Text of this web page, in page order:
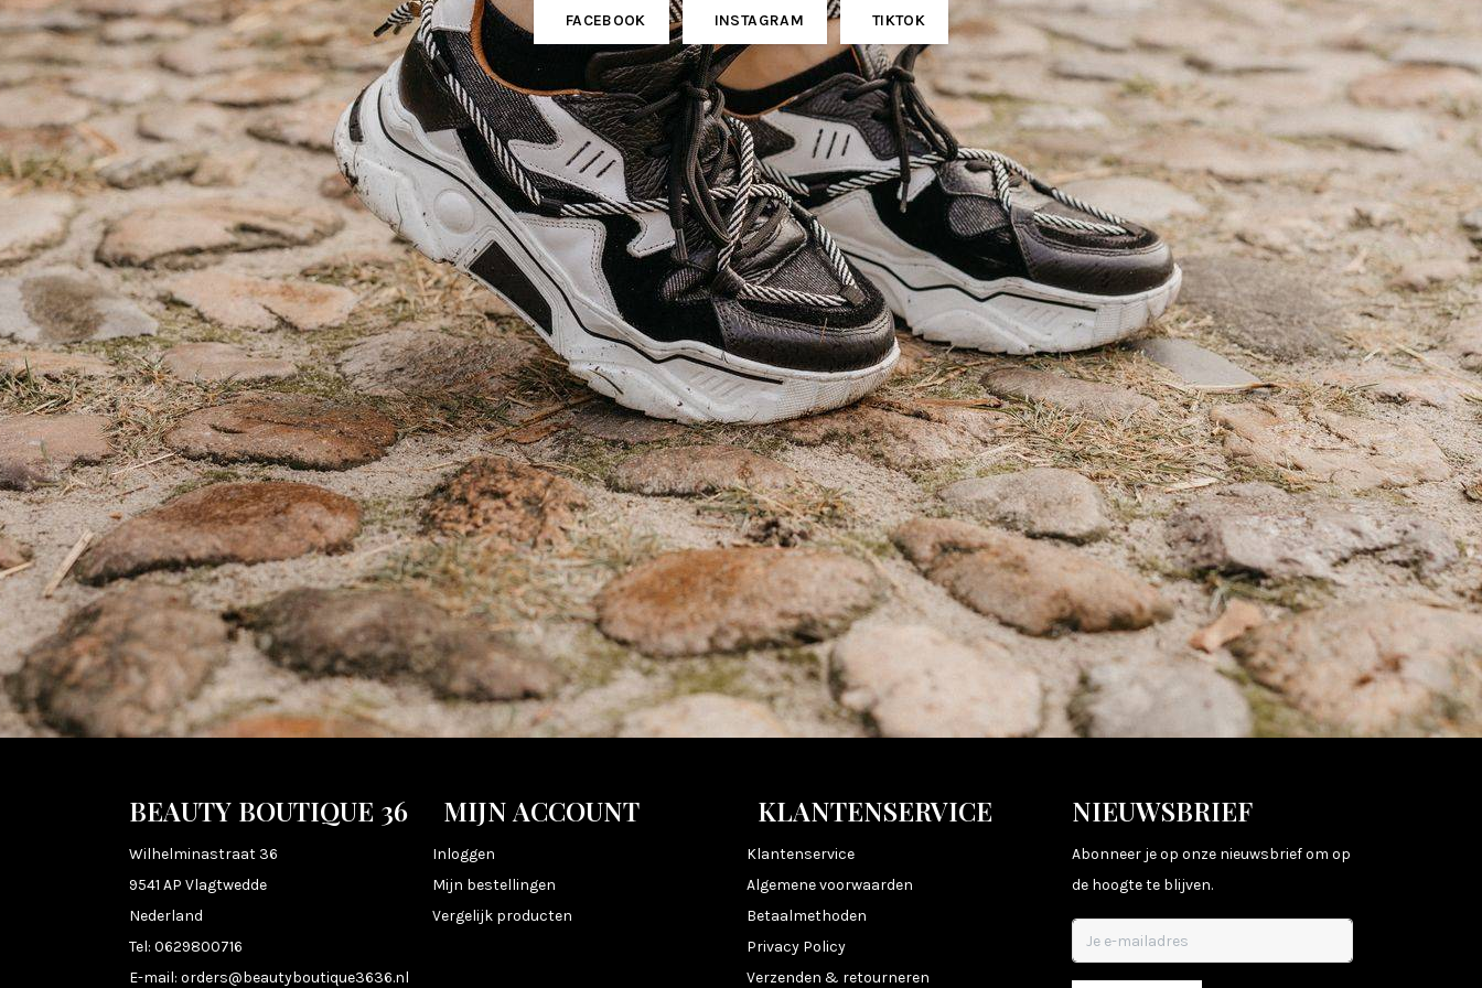
FACEBOOK INSTAGRAM TIKTOK
BEAUTY BOUTIQUE 36
Wilhelminastraat 36
9541 AP Vlagtwedde
Nederland
Tel: 0629800716
E-mail: orders@beautyboutique3636.nl
MIJN ACCOUNT
Inloggen
Mijn bestellingen
Vergelijk producten
KLANTENSERVICE
Klantenservice
Algemene voorwaarden
Betaalmethoden
Privacy Policy
Verzenden & retourneren
NIEUWSBRIEF
Abonneer je op onze nieuwsbrief om op
de hoogte te blijven.